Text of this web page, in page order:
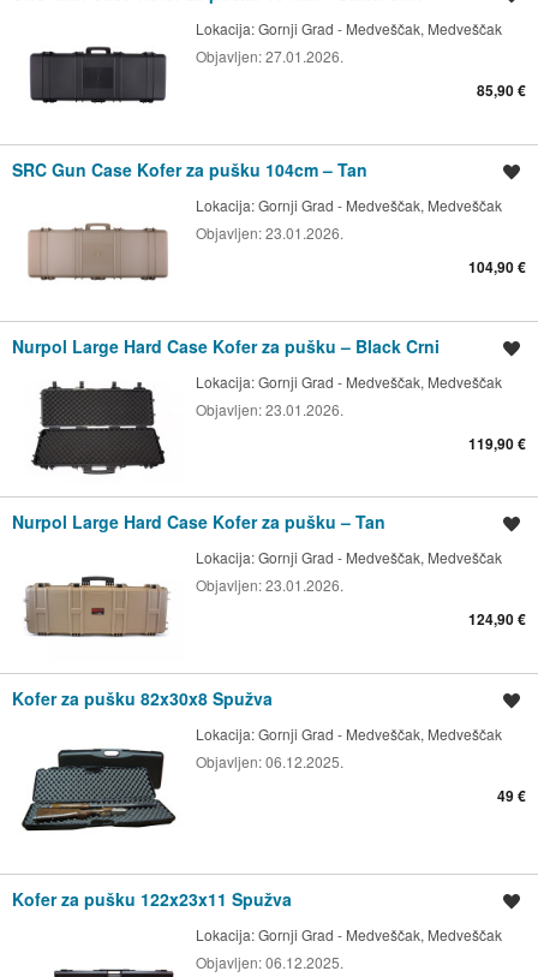
Lokacija:Gornji Grad - Medveščak, Medveščak
Objavljen:27.01.2026.
85,90 €
SRC Gun Case Kofer za pušku 104cm – Tan
Lokacija:Gornji Grad - Medveščak, Medveščak
Objavljen:23.01.2026.
104,90 €
Nurpol Large Hard Case Kofer za pušku – Black Crni
Lokacija:Gornji Grad - Medveščak, Medveščak
Objavljen:23.01.2026.
119,90 €
Nurpol Large Hard Case Kofer za pušku – Tan
Lokacija:Gornji Grad - Medveščak, Medveščak
Objavljen:23.01.2026.
124,90 €
Kofer za pušku 82x30x8 Spužva
Lokacija:Gornji Grad - Medveščak, Medveščak
Objavljen:06.12.2025.
49 €
Kofer za pušku 122x23x11 Spužva
Lokacija:Gornji Grad - Medveščak, Medveščak
Objavljen:06.12.2025.